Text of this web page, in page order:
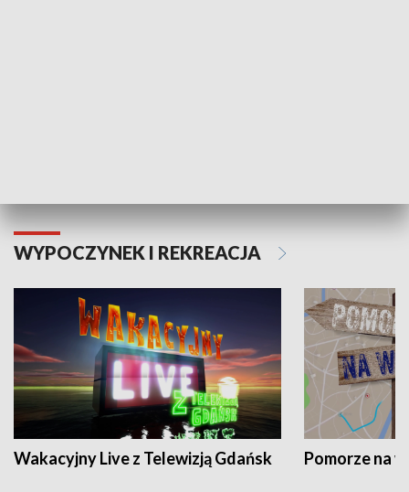
WYPOCZYNEK I REKREACJA
Wakacyjny Live z Telewizją Gdańsk Pomorze na